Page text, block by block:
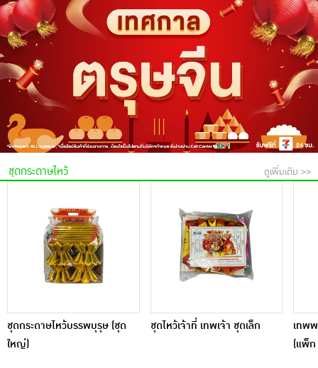
ย้อนกลับ
เครื่องดื่มและผงชงดื่ม
เครื่องปรุงรสและของแห้ง
ขนมขบเคี้ยว และช็อคโกแลต
ย้อนกลับ
ย้อนกลับ
ย้อนกลับ
ย้อนกลับ
ย้อนกลับ
ย้อนกลับ
ย้อนกลับ
มือถือ
ย้อนกลับ
ย้อนกลับ
พระเครื่อง test pop
ย้อนกลับ
ชุดกระดาษไหว้ ดูเพิ่มเติม >>
ชุดกระดาษไหว้บรรพบุรุษ (ชุด
ใหญ่)
ชุดไหว้เจ้าที่ เทพเจ้า ชุดเล็ก
เทพ
(แพ็ก